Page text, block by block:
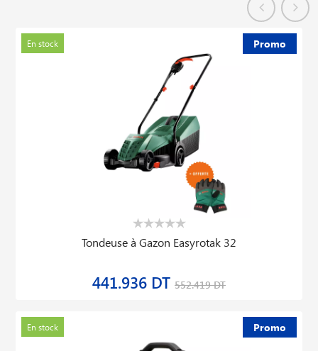
Promo
En stock
Tondeuse à Gazon Easyrotak 32
441.936 DT 552.419 DT
Promo
En stock